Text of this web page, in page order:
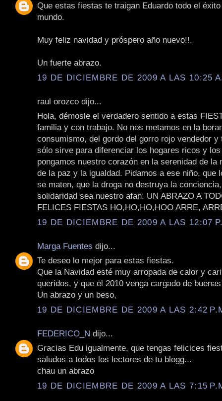
Que estas fiestas te traigan Eduardo todo el
mundo.
Muy feliz navidad y próspero año nuevo!!.
Un fuerte abrazo.
19 DE DICIEMBRE DE 2009 A LAS 10:25
raul orozco dijo...
Hola, démosle el verdadero sentido a estas
familia y con trabajo. No nos metamos en la
consumismo, del gordo del gorro rojo vendedor y
sólo sirve para diferenciar los hogares ricos y
pongamos nuestro corazón en la serenidad de la
de la paz y la igualdad. Pidamos a ese niño, que
se maten, que la droga no destruya la
solidaridad sea nuestro afan. UN ABRAZO A
FELICES FIESTAS HO,HO,HO,HOO ARRE,
19 DE DICIEMBRE DE 2009 A LAS 12:07
Marga Fuentes dijo...
Te deseo lo mejor para estas fiestas.
Que la Navidad esté muy arropada de calor y
queridos, y que el 2010 venga cargado de
Un abrazo y un beso,
19 DE DICIEMBRE DE 2009 A LAS 2:42
FEDERICO_N dijo...
Gracias Edu igualmente, que tengas felicices
saludos a todos los lectores de tu blogg...
chau un abrazo
19 DE DICIEMBRE DE 2009 A LAS 7:15